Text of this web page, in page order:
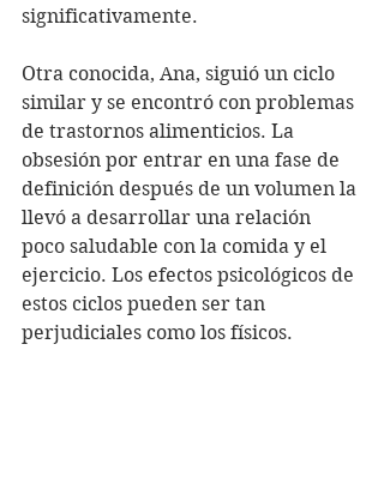
significativamente.
Otra conocida, Ana, siguió un ciclo
similar y se encontró con problemas
de trastornos alimenticios. La
obsesión por entrar en una fase de
definición después de un volumen la
llevó a desarrollar una relación
poco saludable con la comida y el
ejercicio. Los efectos psicológicos de
estos ciclos pueden ser tan
perjudiciales como los físicos.